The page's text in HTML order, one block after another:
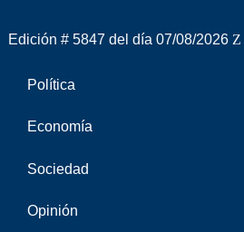
Edición # 5847 del día 07/08/2026
Política
Economía
Sociedad
Opinión